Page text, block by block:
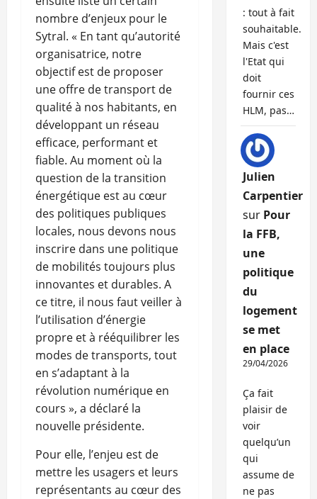
nombre d’enjeux pour le
Sytral. « En tant qu’autorité
organisatrice, notre
objectif est de proposer
une offre de transport de
qualité à nos habitants, en
développant un réseau
efficace, performant et
fiable. Au moment où la
question de la transition
énergétique est au cœur
des politiques publiques
locales, nous devons nous
inscrire dans une politique
de mobilités toujours plus
innovantes et durables. A
ce titre, il nous faut veiller à
l’utilisation d’énergie
propre et à rééquilibrer les
modes de transports, tout
en s’adaptant à la
révolution numérique en
cours », a déclaré la
nouvelle présidente.
Pour elle, l’enjeu est de
mettre les usagers et leurs
représentants au cœur des
: tout à fait
souhaitable.
Mais c'est
l'Etat qui
doit
fournir ces
HLM, pas…
Julien
Carpentier
sur Pour
la FFB,
une
politique
du
logement
se met
en place
29/04/2026
Ça fait
plaisir de
voir
quelqu’un
qui
assume de
ne pas